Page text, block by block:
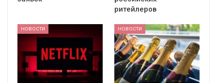
ритейлеров
НОВОСТИ НОВОСТИ